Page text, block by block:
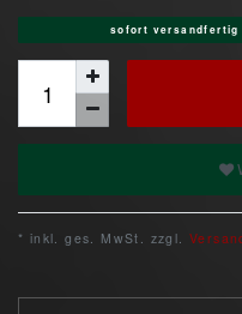
sofort
* inkl. ges. MwSt. zzgl.